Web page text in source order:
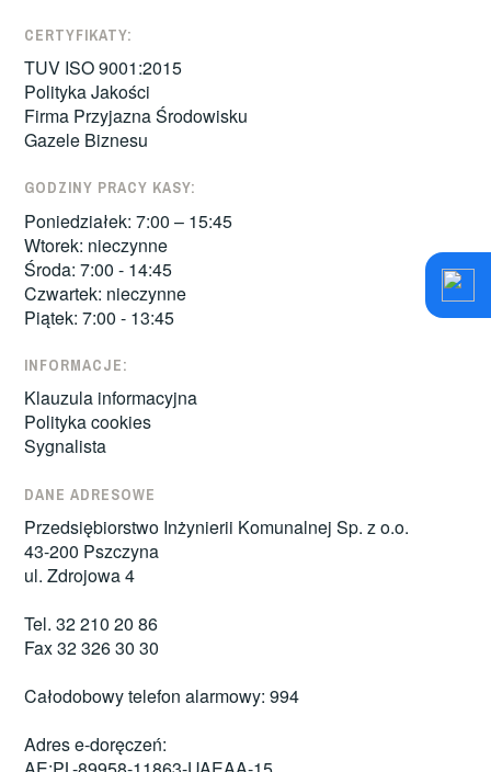
CERTYFIKATY:
TUV ISO 9001:2015
Polityka Jakości
Firma Przyjazna Środowisku
Gazele Biznesu
GODZINY PRACY KASY:
Poniedziałek: 7:00 – 15:45
Wtorek: nieczynne
Środa: 7:00 - 14:45
Czwartek: nieczynne
Piątek: 7:00 - 13:45
INFORMACJE:
Klauzula informacyjna
Polityka cookies
Sygnalista
DANE ADRESOWE
Przedsiębiorstwo Inżynierii Komunalnej Sp. z o.o.
43-200 Pszczyna
ul. Zdrojowa 4
Tel. 32 210 20 86
Fax 32 326 30 30
Całodobowy telefon alarmowy: 994
Adres e-doręczeń: